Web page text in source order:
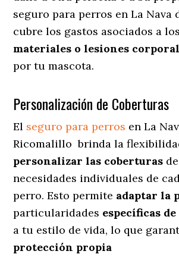
seguro para perros en La Nava
cubre los gastos asociados a los
materiales o lesiones
por tu mascota.
Personalización de Coberturas
El seguro para perros en La
Ricomalillo brinda la
personalizar las coberturas
necesidades individuales de
perro. Esto permite adaptar la
particularidades específicas
a tu estilo de vida, lo que
protección propia